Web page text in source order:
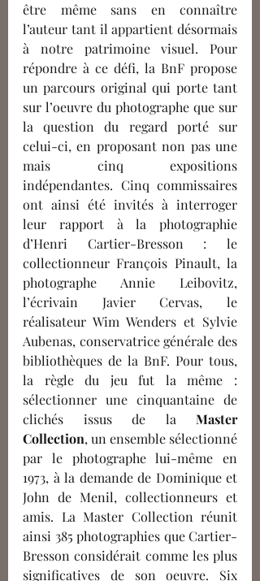
être même sans en connaître
l’auteur tant il appartient désormais
à notre patrimoine visuel. Pour
répondre à ce défi, la BnF propose
un parcours original qui porte tant
sur l’oeuvre du photographe que sur
la question du regard porté sur
celui-ci, en proposant non pas une
mais cinq expositions
indépendantes. Cinq commissaires
ont ainsi été invités à interroger
leur rapport à la photographie
d’Henri Cartier-Bresson : le
collectionneur François Pinault, la
photographe Annie Leibovitz,
l’écrivain Javier Cervas, le
réalisateur Wim Wenders et Sylvie
Aubenas, conservatrice générale des
bibliothèques de la BnF. Pour tous,
la règle du jeu fut la même :
sélectionner une cinquantaine de
clichés issus de la Master
Collection, un ensemble sélectionné
par le photographe lui-même en
1973, à la demande de Dominique et
John de Menil, collectionneurs et
amis. La Master Collection réunit
ainsi 385 photographies que Cartier-
Bresson considérait comme les plus
significatives de son oeuvre. Six